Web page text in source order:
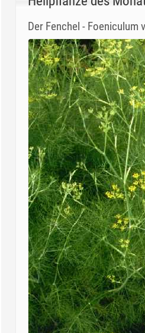
Der Fenchel - Foeniculum